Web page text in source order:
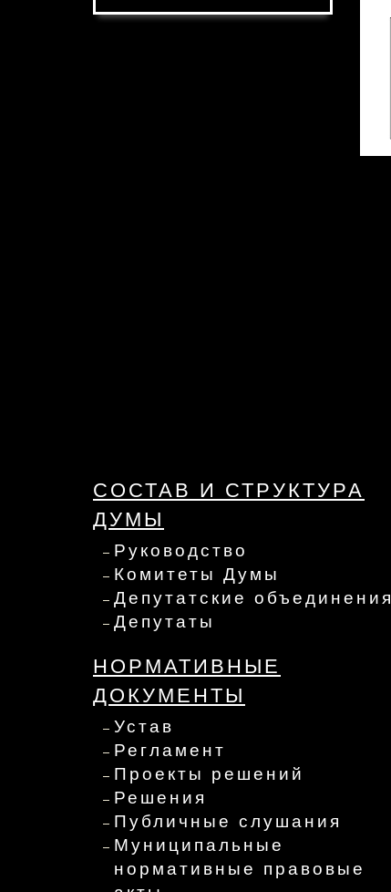
СОСТАВ И СТРУКТУРА
ДУМЫ
Руководство
Комитеты Думы
Депутатские объединения
Депутаты
НОРМАТИВНЫЕ
ДОКУМЕНТЫ
Устав
Регламент
Проекты решений
Решения
Публичные слушания
Муниципальные
нормативные правовые